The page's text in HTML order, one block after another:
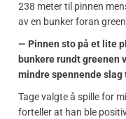
238 meter til pinnen
av en bunker foran
— Pinnen sto på et lite
bunkere rundt
mindre spennende slag
Tage valgte å spille for
forteller at han ble